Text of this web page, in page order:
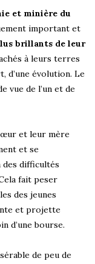
et minière du
important et
brillants de leur
à leurs terres
d’une évolution. Le
vue de l’un et de
et leur mère
et se
des difficultés
fait peser
des jeunes
et projette
d’une bourse.
de peu de